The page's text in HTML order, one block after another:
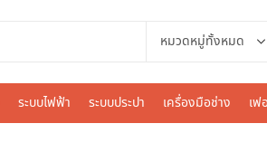
ระบบไฟฟ้า ระบบประปา เครื่องมือช่าง เฟ